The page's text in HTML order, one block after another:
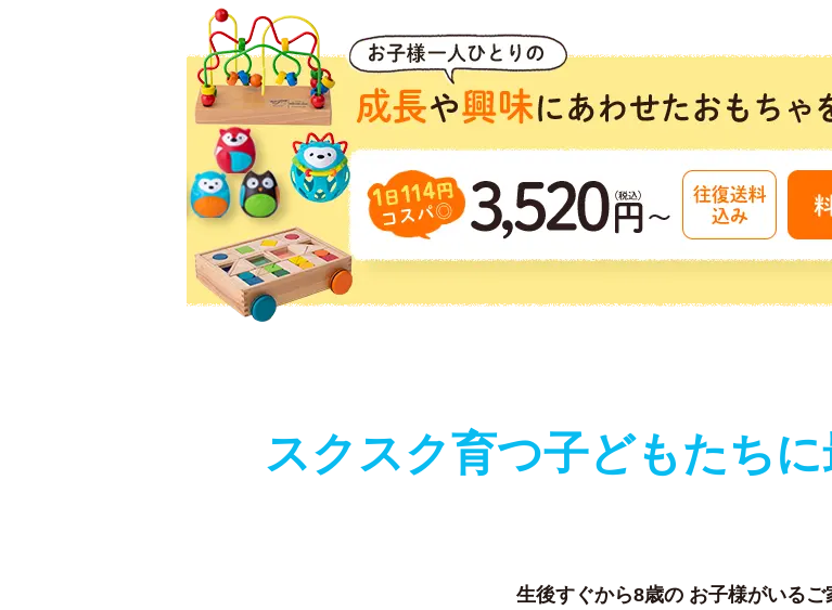
スクスク育つ子どもたちに
生後すぐから8歳の お子様がいるご